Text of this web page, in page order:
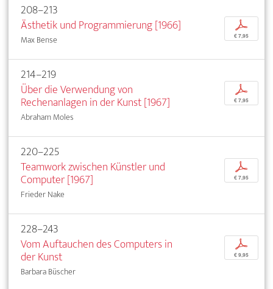
208–213
Ästhetik und Programmierung [1966]
Max Bense
p
€ 7,95
214–219
Über die Verwendung von
Rechenanlagen in der Kunst [1967]
Abraham Moles
p
€ 7,95
220–225
Teamwork zwischen Künstler und
Computer [1967]
Frieder Nake
p
€ 7,95
228–243
Vom Auftauchen des Computers in
der Kunst
Barbara Büscher
p
€ 9,95